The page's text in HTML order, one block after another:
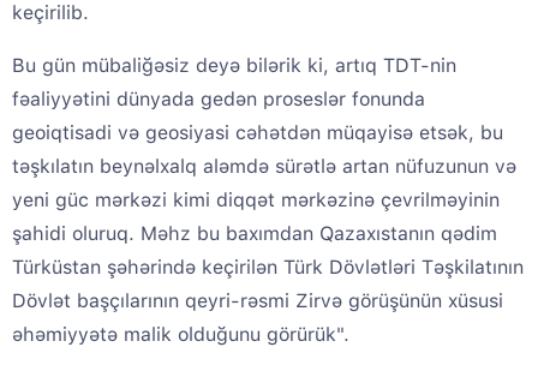
keçirilib.
Bu gün mübaliğəsiz deyə bilərik ki, artıq TDT-nin
fəaliyyətini dünyada gedən proseslər fonunda
geoiqtisadi və geosiyasi cəhətdən müqayisə etsək, bu
təşkılatın beynəlxalq aləmdə sürətlə artan nüfuzunun və
yeni güc mərkəzi kimi diqqət mərkəzinə çevrilməyinin
şahidi oluruq. Məhz bu baxımdan Qazaxıstanın qədim
Türküstan şəhərində keçirilən Türk Dövlətləri Təşkilatının
Dövlət başçılarının qeyri-rəsmi Zirvə görüşünün xüsusi
əhəmiyyətə malik olduğunu görürük".